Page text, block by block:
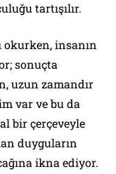
tartışılır.
okurken, insanın
sonuçta
uzun zamandır
var ve bu da
bir çerçeveyle
duyguların
ikna ediyor.